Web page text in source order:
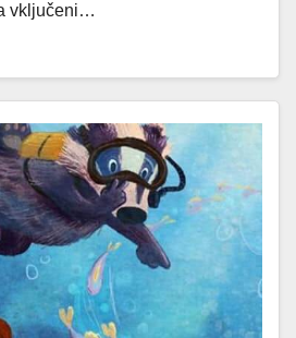
vključeni…